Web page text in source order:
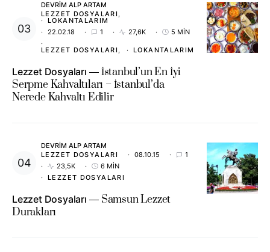
DEVRIM ALP ARTAM
LEZZET DOSYALARI
LOKANTALARIM
22.02.18
1 27,6K 5 MIN
LEZZET DOSYALARI LOKANTALARIM
Lezzet Dosyaları
İstanbul’un En İyi
Serpme Kahvaltıları – İstanbul’da
Nerede Kahvaltı Edilir
DEVRIM ALP ARTAM
LEZZET DOSYALARI
08.10.15
1
23,5K
6 MIN
LEZZET DOSYALARI
Lezzet Dosyaları
Samsun Lezzet
Durakları